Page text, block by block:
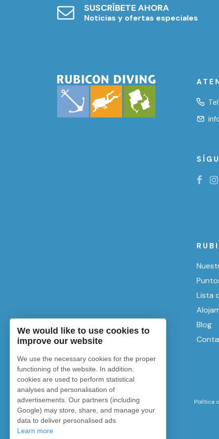
SUSCRÍBETE AHORA
Noticias y ofertas especiales
Lista
Blog
Política
We would like to use cookies to
improve our website
We use the necessary cookies for the proper
functioning of the website. In addition,
cookies are used to perform statistical
analyses and personalisation of
advertisements. Our partners (including
Google) may store, share, and manage your
data to deliver personalised ads.
Learn more